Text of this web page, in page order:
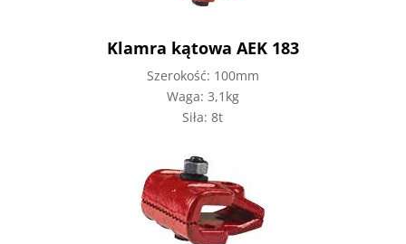
Klamra kątowa AEK 183
Szerokość: 100mm
Waga: 3,1kg
Siła: 8t